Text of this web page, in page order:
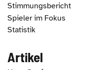
Stimmungsbericht
Spieler im Fokus
Statistik
Artikel